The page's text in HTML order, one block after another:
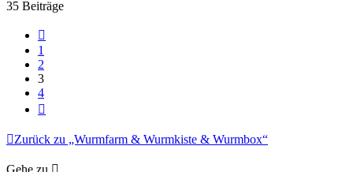
35 Beiträge
1
2
3
4
Zurück zu „Wurmfarm & Wurmkiste & Wurmbox“
Gehe zu